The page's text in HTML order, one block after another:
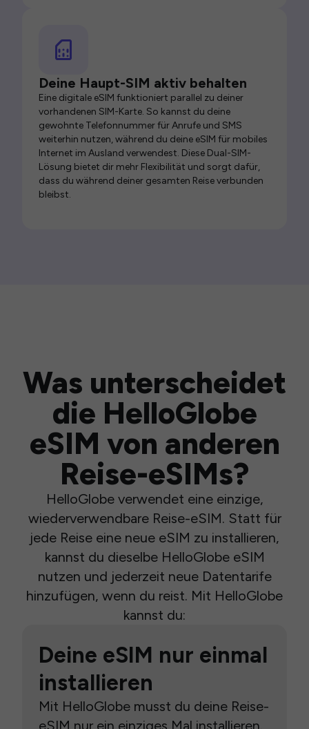
Deine Haupt-SIM aktiv behalten
Eine digitale eSIM funktioniert parallel zu deiner
vorhandenen SIM-Karte. So kannst du deine
gewohnte Telefonnummer für Anrufe und SMS
weiterhin nutzen, während du deine eSIM für mobiles
Internet im Ausland verwendest. Diese Dual-SIM-
Lösung bietet dir mehr Flexibilität und sorgt dafür,
dass du während deiner gesamten Reise verbunden
bleibst.
Was unterscheidet
die HelloGlobe
eSIM von anderen
Reise-eSIMs?
HelloGlobe verwendet eine einzige,
wiederverwendbare Reise-eSIM. Statt für
jede Reise eine neue eSIM zu installieren,
kannst du dieselbe HelloGlobe eSIM
nutzen und jederzeit neue Datentarife
hinzufügen, wenn du reist. Mit HelloGlobe
kannst du:
Deine eSIM nur einmal
installieren
Mit HelloGlobe musst du deine Reise-
eSIM nur ein einziges Mal installieren.